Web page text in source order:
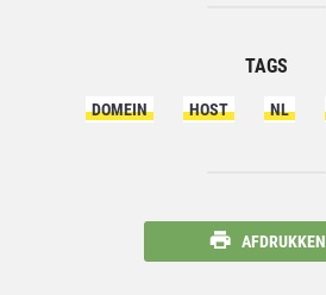
TAGS
DOMEIN HOST NL
AFDRUKKEN